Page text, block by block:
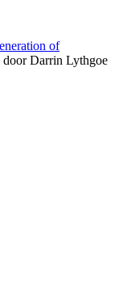
of
Darrin Lythgoe